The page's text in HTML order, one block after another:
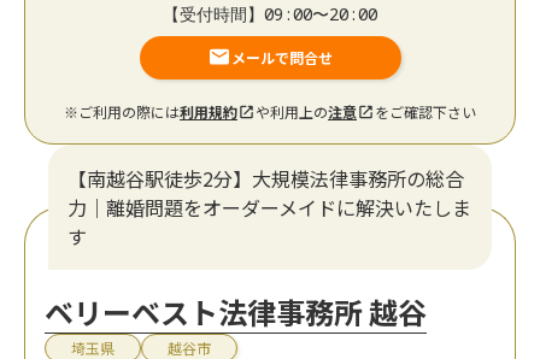
【受付時間】09:00〜20:00
メールで問合せ
※ご利用の際には利用規約 や利用上の注意 をご確認下さい
【南越谷駅徒歩2分】大規模法律事務所の総合
力｜離婚問題をオーダーメイドに解決いたしま
す
ベリーベスト法律事務所 越谷
埼玉県 越谷市